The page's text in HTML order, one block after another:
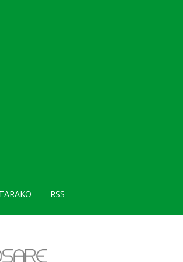
RSS